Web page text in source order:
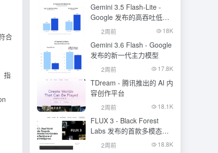
合
指
Gemini 3.5 Flash-Lite -
Google 发布的高吞吐低成
本模型
2周前 18K
Gemini 3.6 Flash - Google
发布的新一代主力模型
2周前 17.8K
TDream - 腾讯推出的 AI 内
容创作平台
2周前 18.1K
FLUX 3 - Black Forest
Labs 发布的首款多模态基
础模型
2周前 18.8K